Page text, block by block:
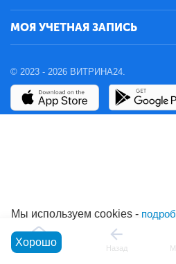
МОЯ УЧЕТНАЯ ЗАПИСЬ
© 2023 - 2026 ВИТРИНА24.
Главная Назад
Мы используем cookies -
Хорошо